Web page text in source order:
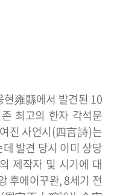
雍縣에서 발견된 10
최고의 한자 각석문
진 사언시(四言詩)는
발견 당시 이미 상당
제작자 및 시기에 대
후에이꾸완, 8세기 전